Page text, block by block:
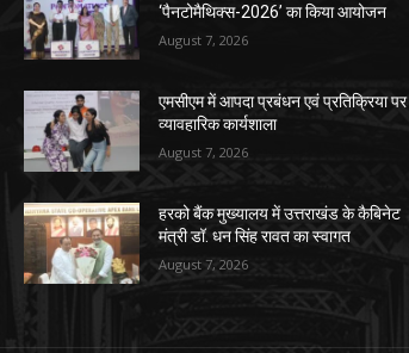
‘पैनटोमैथिक्स-2026’ का किया आयोजन
August 7, 2026
एमसीएम में आपदा प्रबंधन एवं प्रतिक्रिया पर
व्यावहारिक कार्यशाला
August 7, 2026
हरको बैंक मुख्यालय में उत्तराखंड के कैबिनेट
मंत्री डॉ. धन सिंह रावत का स्वागत
August 7, 2026